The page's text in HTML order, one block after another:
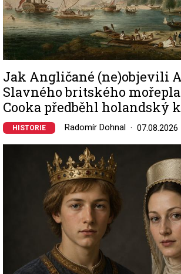
Jak Angličané (ne)objevili
Slavného britského
Cooka předběhl holandský
HISTORIE Radomír Dohnal 07.08.2026